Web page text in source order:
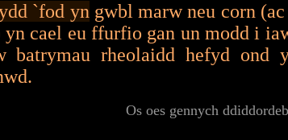
`fod yn gwbl marw neu corn
cael eu ffurfio gan un modd i
rheolaidd hefyd ond
Os oes gennych